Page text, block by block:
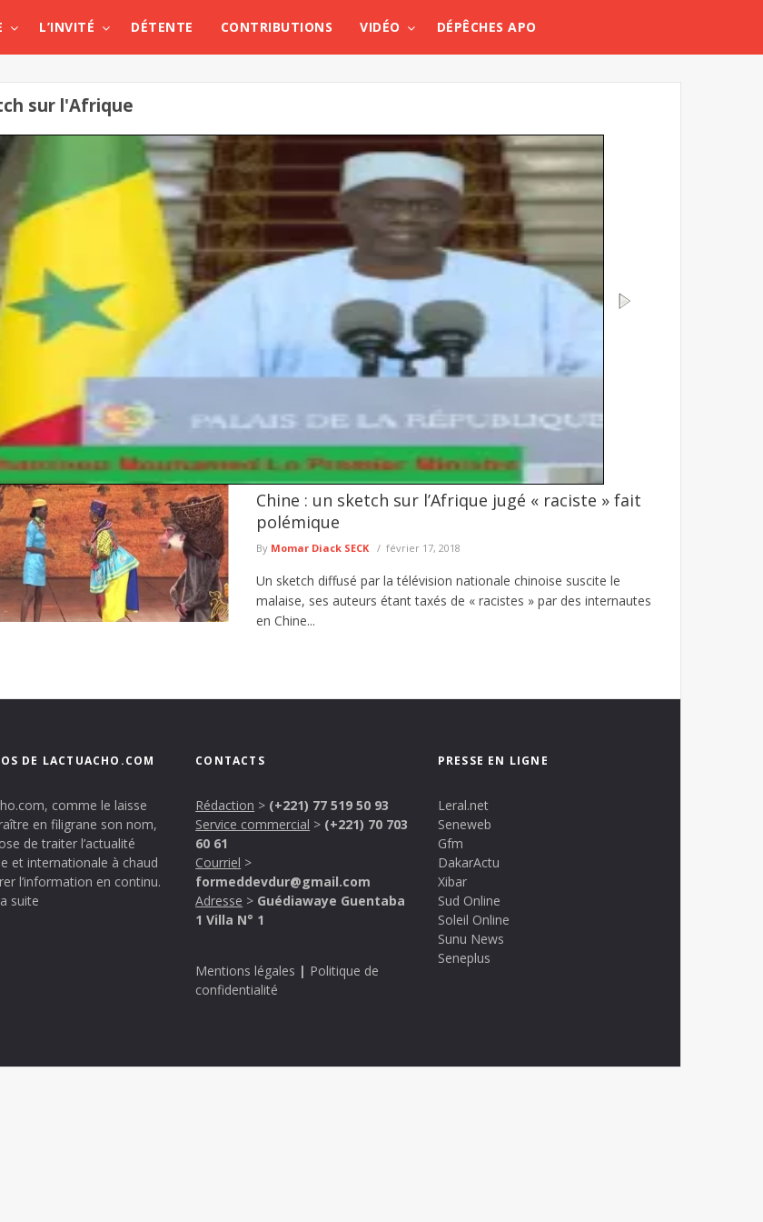
L’INVITÉ DÉTENTE CONTRIBUTIONS VIDÉO DÉPÊCHES APO
sur l'Afrique
alimentaire : le PM annonce un plan d'urgence de plus de 7,2 milliards FCFA et une série de
pour soutenir les populations vulnérables
ministre Ahmadou Al Aminou Lo a présidé, jeudi 6 août 2026, une réunion interministérielle consacrée à la sécurité ...
Chine : un sketch sur l’Afrique jugé « raciste » fait
polémique
By Momar Diack SECK février 17, 2018
Un sketch diffusé par la télévision nationale chinoise suscite le
malaise, ses auteurs étant taxés de « racistes » par des internautes
en Chine...
DE LACTUACHO.COM
comme le laisse
en filigrane son nom,
de traiter l’actualité
et internationale à chaud
l’information en continu.
suite
CONTACTS
Rédaction > (+221) 77 519 50 93
Service commercial > (+221) 70 703
60 61
Courriel >
formeddevdur@gmail.com
Adresse > Guédiawaye Guentaba
1 Villa N° 1
Mentions légales | Politique de
confidentialité
PRESSE EN LIGNE
Leral.net
Seneweb
Gfm
DakarActu
Xibar
Sud Online
Soleil Online
Sunu News
Seneplus